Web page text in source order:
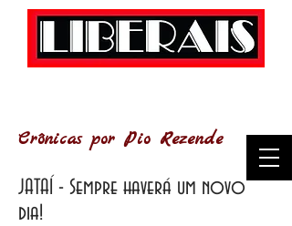
Crônicas por Pio Rezende
JATAÍ - Sempre haverá um novo
dia!